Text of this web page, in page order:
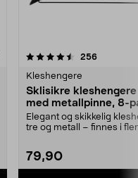
256
Kleshengere
Sklisikre
med metallpinne, 8-
Elegant og skikkelig
tre og metall – finnes i
79,90
4.5av 5 stjerner